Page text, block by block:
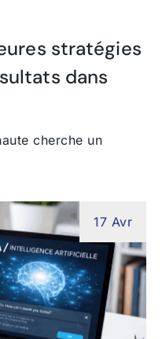
stratégies
dans
cherche un
17 Avr